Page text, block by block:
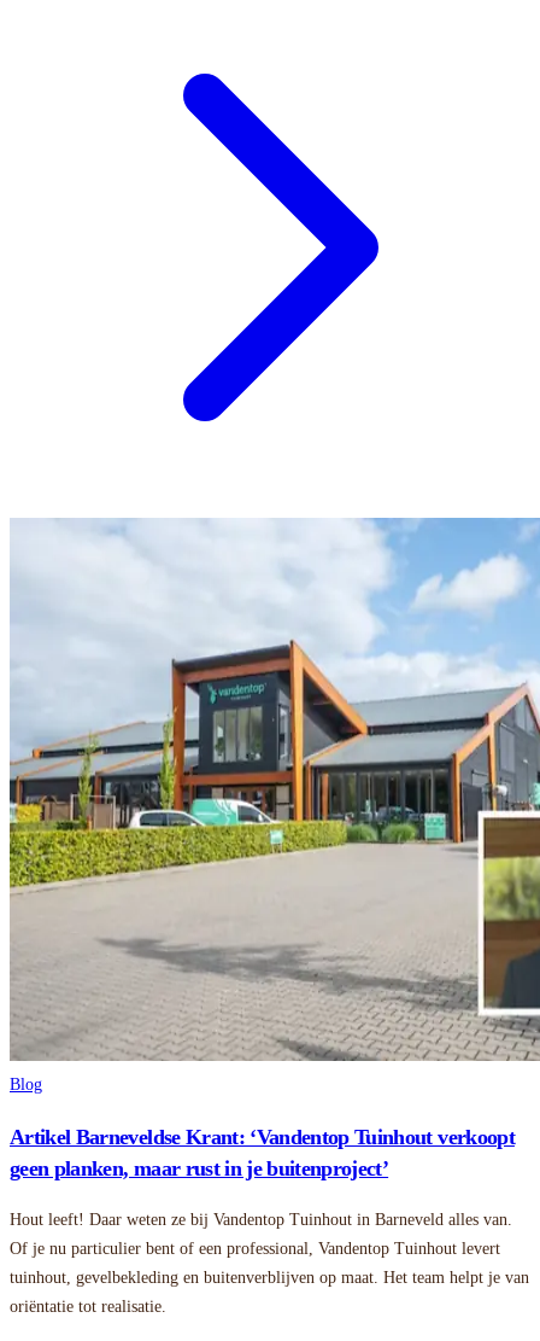
Blog
Artikel Barneveldse Krant: ‘Vandentop Tuinhout verkoopt
geen planken, maar rust in je buitenproject’
Hout leeft! Daar weten ze bij Vandentop Tuinhout in Barneveld alles van.
Of je nu particulier bent of een professional, Vandentop Tuinhout levert
tuinhout, gevelbekleding en buitenverblijven op maat. Het team helpt je van
oriëntatie tot realisatie.